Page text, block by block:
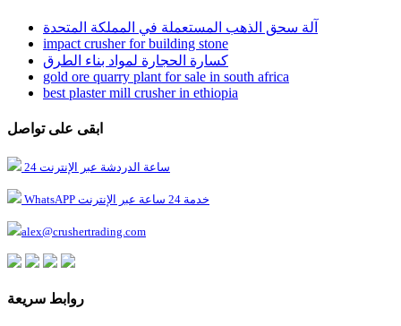
آلة سحق الذهب المستعملة في المملكة المتحدة
impact crusher for building stone
كسارة الحجارة لمواد بناء الطرق
gold ore quarry plant for sale in south africa
best plaster mill crusher in ethiopia
ابقى على تواصل
24 ساعة الدردشة عبر الإنترنت
WhatsAPP خدمة 24 ساعة عبر الإنترنت
alex@crushertrading.com
روابط سريعة